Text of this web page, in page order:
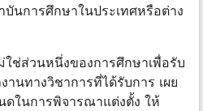
นการศึกษาในประเทศหรือต่าง
ช่ส่วนหนึ่งของการศึกษาเพื่อรับ
นทางวิชาการที่ได้รับการ เผย
ในการพิจารณาแต่งตั้ง ให้